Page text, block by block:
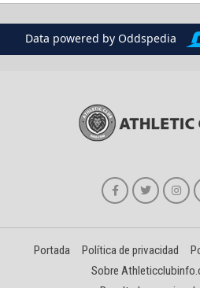
Data powered by Oddspedia
Portada Política de privacidad
Sobre